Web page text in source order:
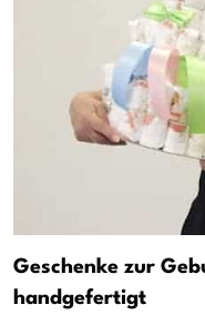
Geschenke zur
handgefertigt